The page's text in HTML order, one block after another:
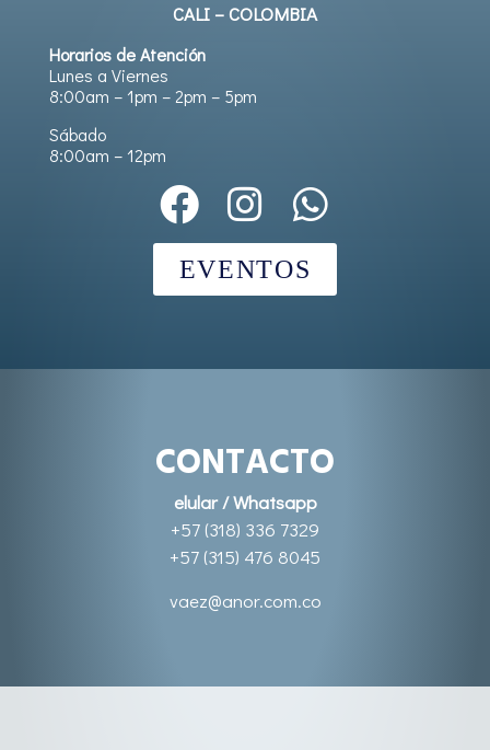
CALI – COLOMBIA
Horarios de Atención
Lunes a Viernes
8:00am – 1pm – 2pm – 5pm
Sábado
8:00am – 12pm
EVENTOS
CONTACTO
elular / Whatsapp
+57 (318) 336 7329
+57 (315) 476 8045
vaez@anor.com.co